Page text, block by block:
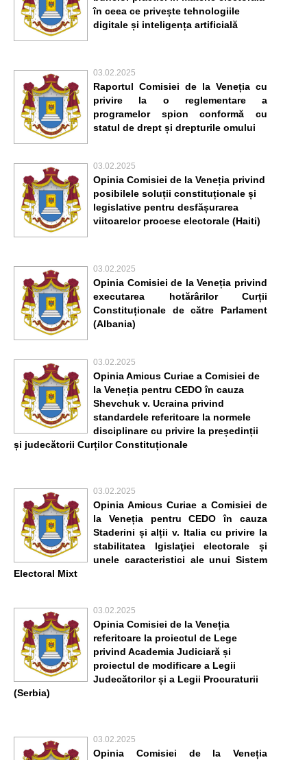
în ceea ce privește tehnologiile
digitale și inteligența artificială
03.02.2025
Raportul Comisiei de la Veneția cu
privire la o reglementare a
programelor spion conformă cu
statul de drept și drepturile omului
03.02.2025
Opinia Comisiei de la Veneția privind
posibilele soluții constituționale și
legislative pentru desfășurarea
viitoarelor procese electorale (Haiti)
03.02.2025
Opinia Comisiei de la Veneția privind
executarea hotărârilor Curții
Constituționale de către Parlament
(Albania)
03.02.2025
Opinia Amicus Curiae a Comisiei de
la Veneția pentru CEDO în cauza
Shevchuk v. Ucraina privind
standardele referitoare la normele
disciplinare cu privire la președinții
și judecătorii Curților Constituționale
03.02.2025
Opinia Amicus Curiae a Comisiei de
la Veneția pentru CEDO în cauza
Staderini și alții v. Italia cu privire la
stabilitatea lgislaţiei electorale și
unele caracteristici ale unui Sistem
Electoral Mixt
03.02.2025
Opinia Comisiei de la Veneția
referitoare la proiectul de Lege
privind Academia Judiciară și
proiectul de modificare a Legii
Judecătorilor și a Legii Procuraturii
(Serbia)
03.02.2025
Opinia Comisiei de la Veneția